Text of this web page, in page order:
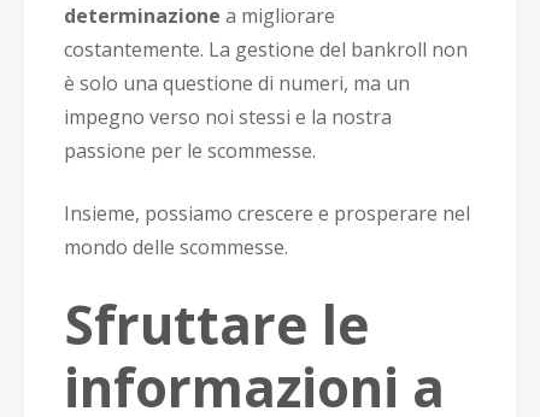
determinazione a migliorare
costantemente. La gestione del bankroll non
è solo una questione di numeri, ma un
impegno verso noi stessi e la nostra
passione per le scommesse.
Insieme, possiamo crescere e prosperare nel
mondo delle scommesse.
Sfruttare le
informazioni a